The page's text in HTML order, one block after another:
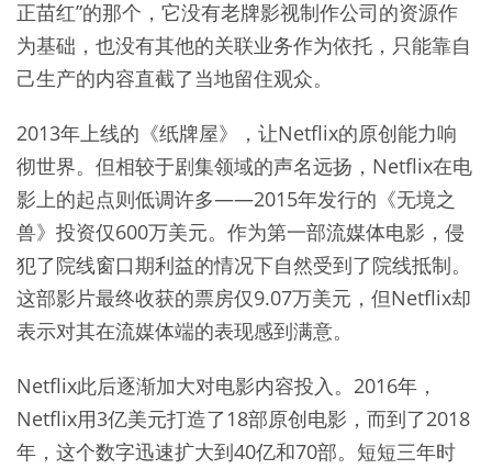
正苗红”的那个，它没有老牌影视制作公司的资源作
为基础，也没有其他的关联业务作为依托，只能靠自
己生产的内容直截了当地留住观众。
2013年上线的《纸牌屋》，让Netflix的原创能力响
彻世界。但相较于剧集领域的声名远扬，Netflix在电
影上的起点则低调许多——2015年发行的《无境之
兽》投资仅600万美元。作为第一部流媒体电影，侵
犯了院线窗口期利益的情况下自然受到了院线抵制。
这部影片最终收获的票房仅9.07万美元，但Netflix却
表示对其在流媒体端的表现感到满意。
Netflix此后逐渐加大对电影内容投入。2016年，
Netflix用3亿美元打造了18部原创电影，而到了2018
年，这个数字迅速扩大到40亿和70部。短短三年时